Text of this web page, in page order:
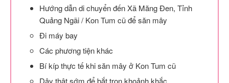
Hướng dẫn di chuyển đến Xã Măng Đen, Tỉnh
Quảng Ngãi / Kon Tum cũ để săn mây
Đi máy bay
Các phương tiện khác
Bí kíp thực tế khi săn mây ở Kon Tum cũ
Dậy thật sớm để bắt trọn khoảnh khắc